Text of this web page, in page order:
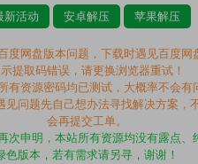
新活动 安卓解压 苹果解压
网盘版本问题，下载时遇见百度网
提取码错误，请更换浏览器重试！
资源密码均已测试，大概率不会有
见问题先自己想办法寻找解决方案，
会再提交工单。
次申明，本站所有资源均没有露点、
色版本，若有需求请另寻，谢谢！